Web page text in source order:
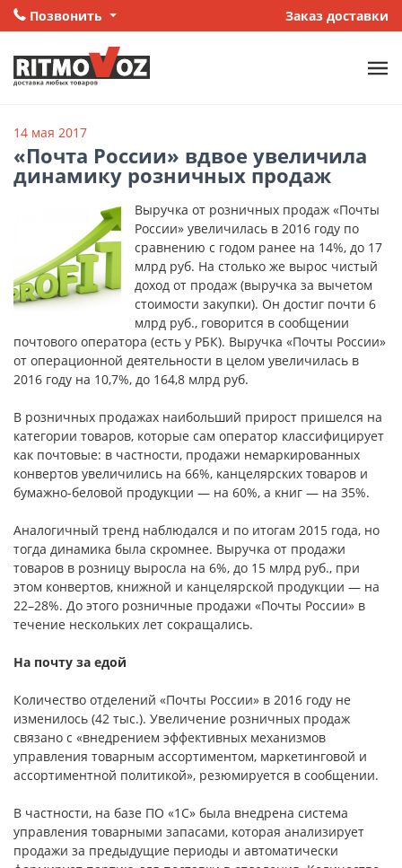
Позвонить Заказ доставки
14 мая 2017
«Почта России» вдвое увеличила
динамику розничных продаж
Выручка от розничных продаж «Почты
России» увеличилась в 2016 году по
сравнению с годом ранее на 14%, до 17
млрд руб. На столько же вырос чистый
доход от продаж (выручка за вычетом
стоимости закупки). Он достиг почти 6
млрд руб., говорится в сообщении
почтового оператора (есть у РБК). Выручка «Почты России»
от операционной деятельности в целом увеличилась в
2016 году на 10,7%, до 164,8 млрд руб.
В розничных продажах наибольший прирост пришелся на
категории товаров, которые сам оператор классифицирует
как почтовые: в частности, продажи немаркированных
конвертов увеличились на 66%, канцелярских товаров и
бумажно-беловой продукции — на 60%, а книг — на 35%.
Аналогичный тренд наблюдался и по итогам 2015 года, но
тогда динамика была скромнее. Выручка от продажи
товаров в розницу выросла на 6%, до 15 млрд руб., при
этом конвертов, книжной и канцелярской продукции — на
22–28%. До этого розничные продажи «Почты России» в
течение нескольких лет сокращались.
На почту за едой
Количество отделений «Почты России» в 2016 году не
изменилось (42 тыс.). Увеличение розничных продаж
связано с «внедрением эффективных механизмов
управления товарным ассортиментом, маркетинговой и
ассортиментной политикой», резюмируется в сообщении.
В частности, на базе ПО «1С» была внедрена система
управления товарными запасами, которая анализирует
продажи за предыдущие периоды и автоматически